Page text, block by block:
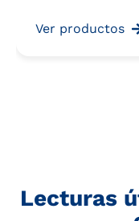
Ver productos
Lecturas